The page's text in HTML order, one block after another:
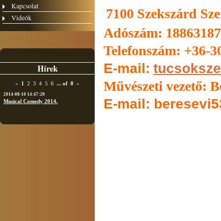
Kapcsolat
Videók
Hírek
« 1 2 3 4 5 6 ... of 8 »
2014-08-10 14:47:20
Musical Comedy 2014.
7100 Szekszárd
Adószám:
Telefonszám: +36-
E-mail:
Művészeti vezető:
E-mail: